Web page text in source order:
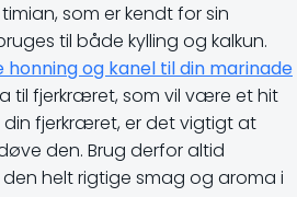
som er kendt for sin
til både kylling og kalkun.
honning og kanel til din marinade
til fjerkræret, som vil være et hit
fjerkræret, er det vigtigt at
den. Brug derfor altid
helt rigtige smag og aroma i